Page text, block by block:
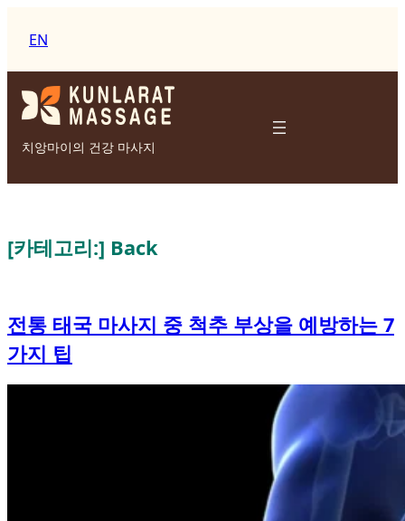
EN
치앙마이의 건강 마사지
[카테고리:] Back
전통 태국 마사지 중 척추 부상을 예방하는 7
가지 팁